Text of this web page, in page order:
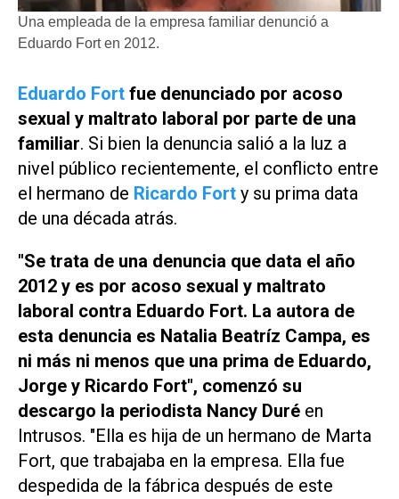
Una empleada de la empresa familiar denunció a
Eduardo Fort en 2012.
Eduardo Fort fue denunciado por acoso
sexual y maltrato laboral por parte de una
familiar. Si bien la denuncia salió a la luz a
nivel público recientemente, el conflicto entre
el hermano de Ricardo Fort y su prima data
de una década atrás.
"Se trata de una denuncia que data el año
2012 y es por acoso sexual y maltrato
laboral contra Eduardo Fort. La autora de
esta denuncia es Natalia Beatríz Campa, es
ni más ni menos que una prima de Eduardo,
Jorge y Ricardo Fort", comenzó su
descargo la periodista Nancy Duré en
Intrusos. "Ella es hija de un hermano de Marta
Fort, que trabajaba en la empresa. Ella fue
despedida de la fábrica después de este